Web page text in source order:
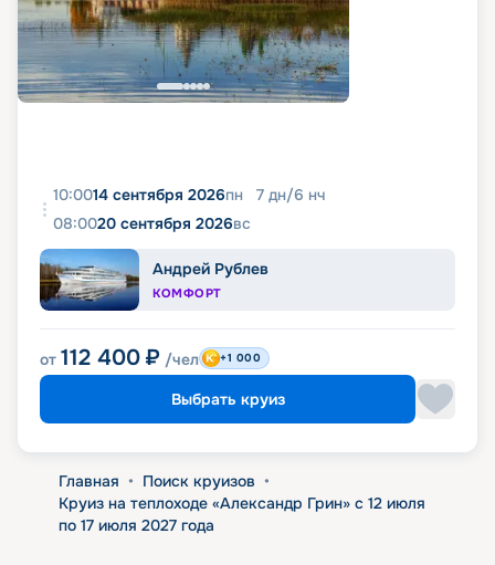
10:0014 сентября 2026пн 7 дн/6 нч
08:0020 сентября 2026вс
Андрей Рублев
КОМФОРТ
от 112 400 ₽ /чел +1 000
Выбрать круиз
Главная • Поиск круизов •
Круиз на теплоходе «Александр Грин» с 12 июля
по 17 июля 2027 года